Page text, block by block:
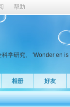
帮助
学研究。 'Wonder en
相册 好友